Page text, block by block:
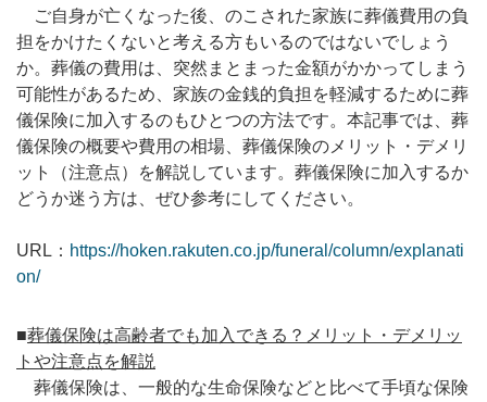
ご自身が亡くなった後、のこされた家族に葬儀費用の負
担をかけたくないと考える方もいるのではないでしょう
か。葬儀の費用は、突然まとまった金額がかかってしまう
可能性があるため、家族の金銭的負担を軽減するために葬
儀保険に加入するのもひとつの方法です。本記事では、葬
儀保険の概要や費用の相場、葬儀保険のメリット・デメリ
ット（注意点）を解説しています。葬儀保険に加入するか
どうか迷う方は、ぜひ参考にしてください。
URL： https://hoken.rakuten.co.jp/funeral/column/explanati
on/
■葬儀保険は高齢者でも加入できる？メリット・デメリッ
トや注意点を解説
葬儀保険は、一般的な生命保険などと比べて手頃な保険